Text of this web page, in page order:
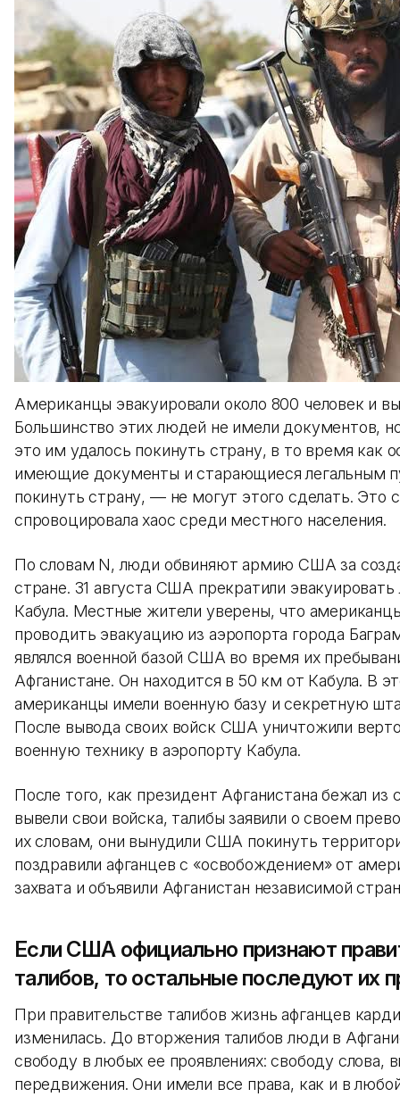
Американцы эвакуировали около 800 человек и
Большинство этих людей не имели документов,
это им удалось покинуть страну, в то время как
имеющие документы и старающиеся легальным
покинуть страну, — не могут этого сделать. Это
спровоцировала хаос среди местного населения.
По словам N, люди обвиняют армию США за
стране. 31 августа США прекратили
Кабула. Местные жители уверены, что
проводить эвакуацию из аэропорта города
являлся военной базой США во время их
Афганистане. Он находится в 50 км от Кабула. В
американцы имели военную базу и секретную
После вывода своих войск США уничтожили
военную технику в аэропорту Кабула.
После того, как президент Афганистана бежал
вывели свои войска, талибы заявили о своем
их словам, они вынудили США покинуть
поздравили афганцев с «освобождением» от
захвата и объявили Афганистан независимой
Если США официально признают
талибов, то остальные последуют их
При правительстве талибов жизнь афганцев
изменилась. До вторжения талибов люди в
свободу в любых ее проявлениях: свободу слова,
передвижения. Они имели все права, как и в